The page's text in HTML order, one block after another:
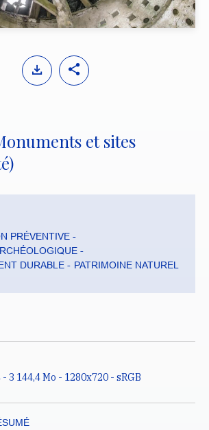
M
u
n
y
et sites
PRÉVENTIVE
DURABLE
PATRIMOINE NATUREL
3 144,4 Mo - 1280x720 - sRGB